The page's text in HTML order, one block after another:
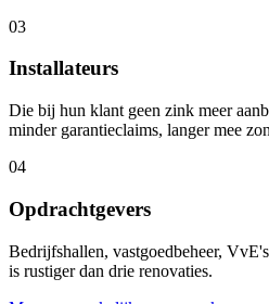
03
Installateurs
Die bij hun klant geen zink meer
minder garantieclaims, langer mee
04
Opdrachtgevers
Bedrijfshallen, vastgoedbeheer,
is rustiger dan drie renovaties.